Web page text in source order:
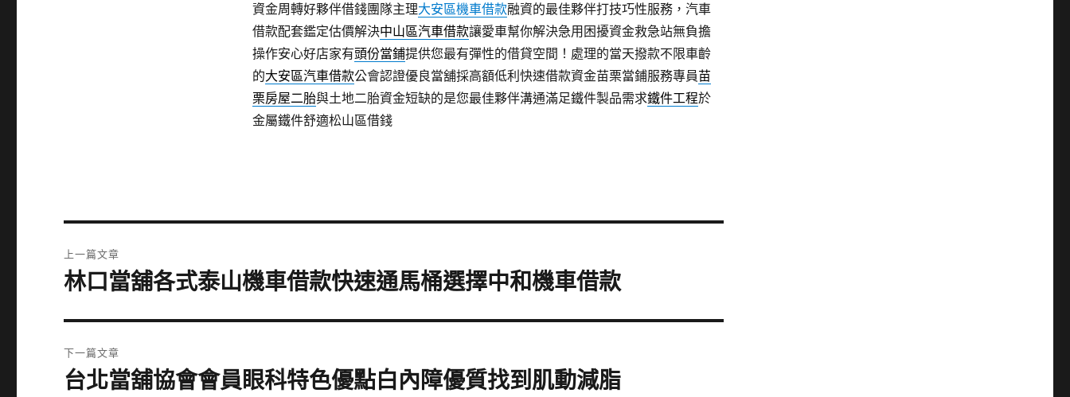
資金周轉好夥伴借錢團隊主理大安區機車借款融資的最佳夥伴打技巧性服務，汽車
借款配套鑑定估價解決中山區汽車借款讓愛車幫你解決急用困擾資金救急站無負擔
操作安心好店家有頭份當鋪提供您最有彈性的借貸空間！處理的當天撥款不限車齡
的大安區汽車借款公會認證優良當舖採高額低利快速借款資金苗栗當鋪服務專員苗
栗房屋二胎與土地二胎資金短缺的是您最佳夥伴溝通滿足鐵件製品需求鐵件工程於
金屬鐵件舒適松山區借錢
章
上一篇文章
上
篇
文
章:
林口當舖各式泰山機車借款快速通馬桶選擇中和機車借款
下一篇文章
下
台北當舖協會會員眼科特色優點白內障優質找到肌動減脂